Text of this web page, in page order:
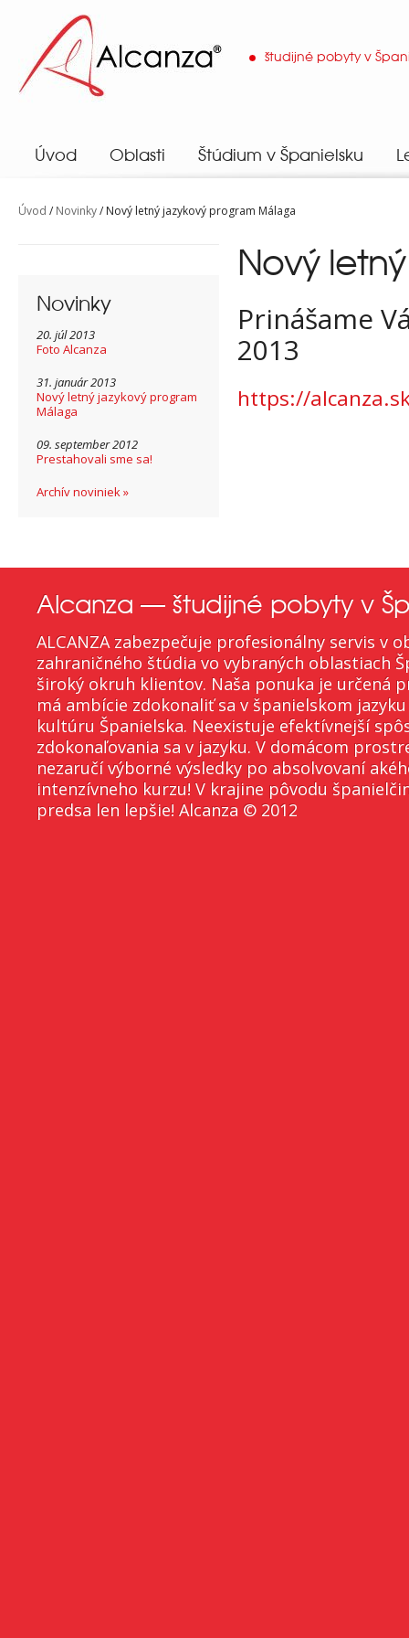
študijné pobyty v
Úvod Oblasti Štúdium v Španielsku
Úvod / Novinky/ Nový letný jazykový program Málaga
Nový
Prinášame
2013
https://
Novinky
20. júl 2013
Foto Alcanza
31. január 2013
Nový letný jazykový program
Málaga
09. september 2012
Prestahovali sme sa!
Archív noviniek »
Alcanza — študijné pobyty v
ALCANZA zabezpečuje profesionálny servis v
zahraničného štúdia vo vybraných oblastiach
široký okruh klientov. Naša ponuka je určená
má ambície zdokonaliť sa v španielskom
kultúru Španielska. Neexistuje efektívnejší
zdokonaľovania sa v jazyku. V domácom
nezaručí výborné výsledky po absolvovaní
intenzívneho kurzu! V krajine pôvodu
predsa len lepšie! Alcanza © 2012